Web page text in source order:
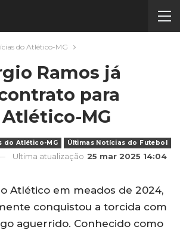
do Atlético-MG
Ramos já
para
MG
do Atlético-MG Últimas Notícias do Futebol
Ultima atualização 25 mar 2025 14:04
Atlético em meados de 2024,
conquistou a torcida com
aguerrido. Conhecido como